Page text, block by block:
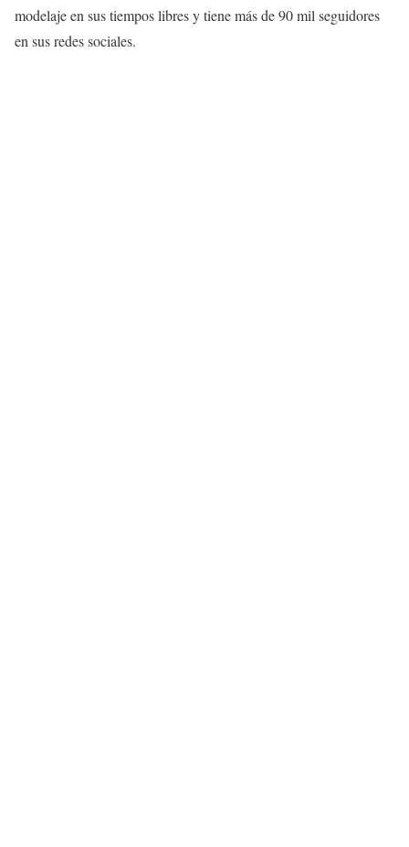
modelaje en sus tiempos libres y tiene más de 90 mil seguidores
en sus redes sociales.